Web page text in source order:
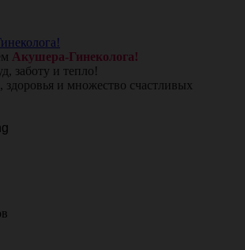
Акушера-Гинеколога!
заботу и тепло!
и множество счастливых